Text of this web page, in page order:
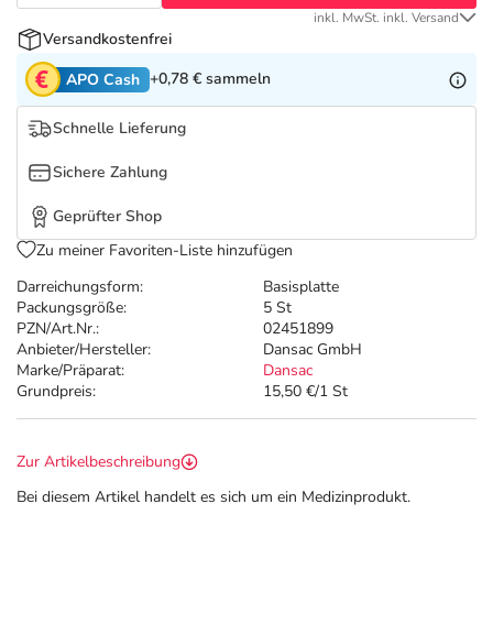
Tierapotheke
Vitamine & Mineralstoffe
Salus Deals
Darreichungsform:
Basisplatte
Packungsgröße:
5 St
PZN/Art.Nr.:
02451899
Anbieter/Hersteller:
Dansac GmbH
Marke/Präparat:
Dansac
Grundpreis:
15,50 €/1 St
inkl. MwSt. inkl. Versand
Versandkostenfrei
APO Cash +0,78 € sammeln
Schnelle Lieferung
Sichere Zahlung
Geprüfter Shop
Zu meiner Favoriten-Liste hinzufügen
Zur Artikelbeschreibung
Bei diesem Artikel handelt es sich um ein Medizinprodukt.